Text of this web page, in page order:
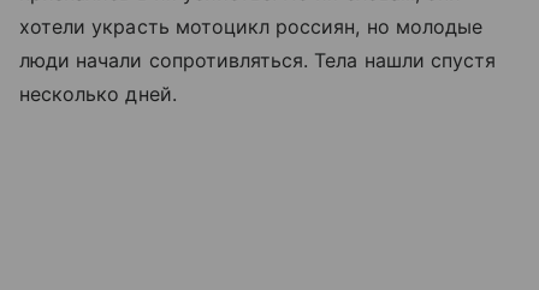
хотели украсть мотоцикл россиян, но молодые
люди начали сопротивляться. Тела нашли спустя
несколько дней.